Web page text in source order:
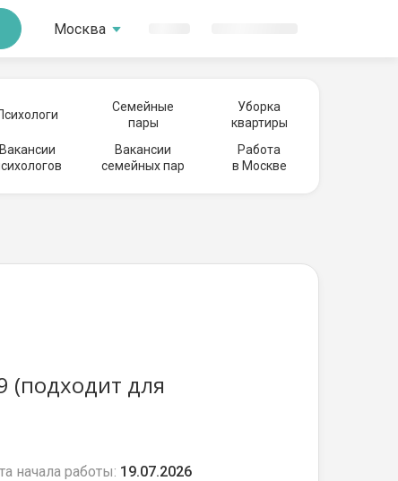
Москва
Семейные
пары
Уборка
квартиры
Вакансии
Вакансии
семейных пар
Работа
в Москве
(подходит для
начала работы: 19.07.2026